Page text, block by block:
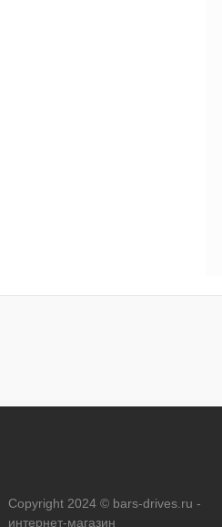
Copyright 2024 © bars-drives.ru -
интернет-магазин